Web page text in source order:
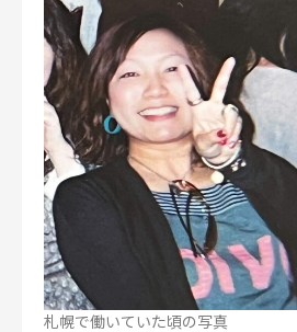
札幌で働いていた頃の写真